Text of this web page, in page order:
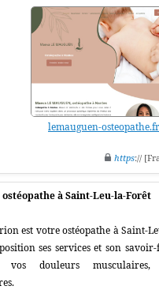
lemauguen-osteopathe.fr
https://
ostéopathe à Saint-Leu-la-Forêt
est votre ostéopathe à Saint-
ses services et son
vos douleurs